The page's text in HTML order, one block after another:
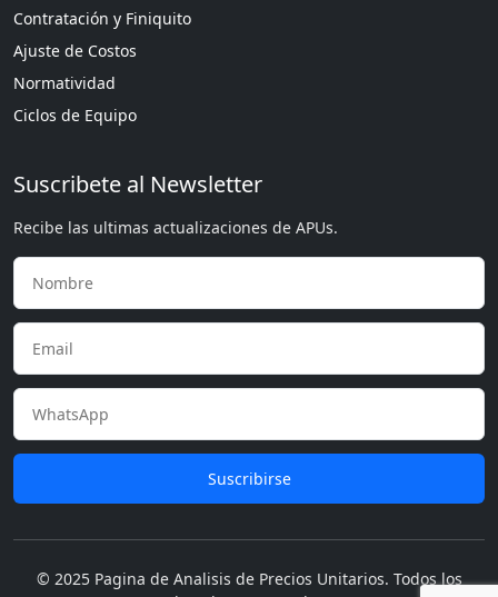
Contratación y Finiquito
Ajuste de Costos
Normatividad
Ciclos de Equipo
Suscribete al Newsletter
Recibe las ultimas actualizaciones de APUs.
Suscribirse
© 2025 Pagina de Analisis de Precios Unitarios. Todos los